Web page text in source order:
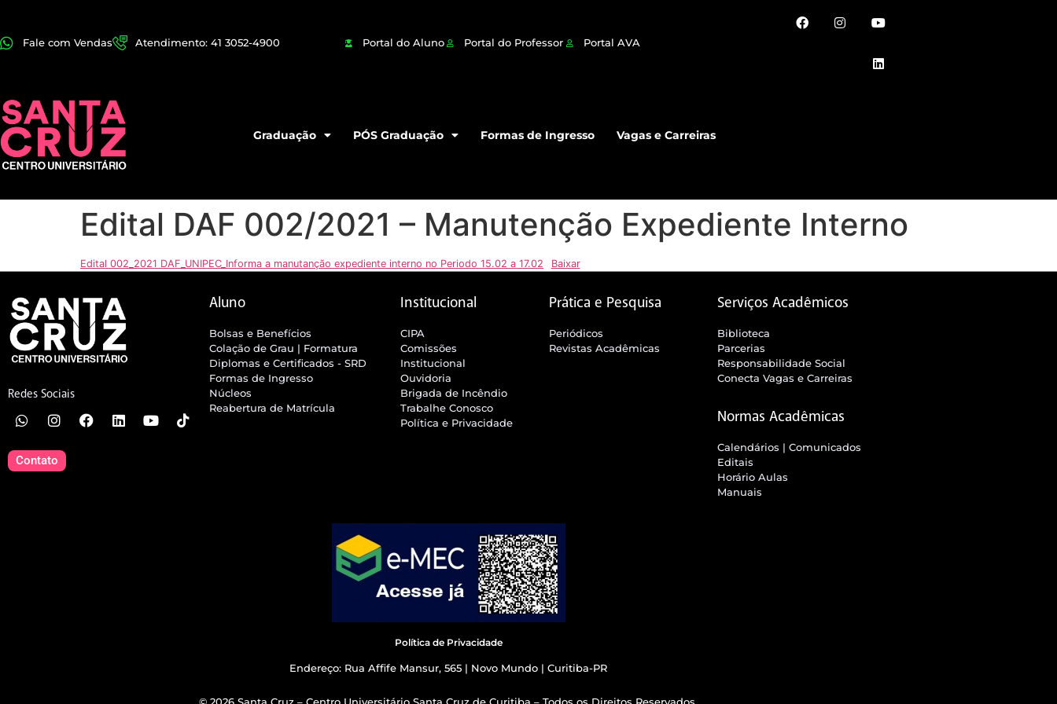
Fale com Vendas Atendimento: 41 3052-4900 Portal do Aluno Portal do Professor Portal AVA
Graduação PÓS Graduação Formas de Ingresso Vagas e Carreiras
Edital DAF 002/2021 – Manutenção Expediente Interno
Edital 002_2021 DAF_UNIPEC_Informa a manutanção expediente interno no Periodo 15.02 a 17.02 Baixar
Redes Sociais
Contato
Aluno
Bolsas e Benefícios
Colação de Grau | Formatura
Diplomas e Certificados - SRD
Formas de Ingresso
Núcleos
Reabertura de Matrícula
Institucional
CIPA
Comissões
Institucional
Ouvidoria
Brigada de Incêndio
Trabalhe Conosco
Política e Privacidade
Prática e Pesquisa
Periódicos
Revistas Acadêmicas
Serviços Acadêmicos
Biblioteca
Parcerias
Responsabilidade Social
Conecta Vagas e Carreiras
Normas Acadêmicas
Calendários | Comunicados
Editais
Horário Aulas
Manuais
Política de Privacidade
Endereço: Rua Affife Mansur, 565 | Novo Mundo | Curitiba-PR